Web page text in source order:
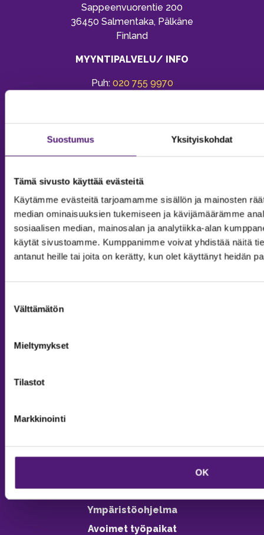
Suostumus Yksityiskohdat
Tämä sivusto käyttää evästeitä
Käytämme evästeitä tarjoamamme sisällön ja mainosten
median ominaisuuksien tukemiseen ja kävijämäärämme
sosiaalisen median, mainosalan ja analytiikka-alan
käytät sivustoamme. Kumppanimme voivat yhdistää näitä
antanut heille tai joita on kerätty, kun olet käyttänyt heidän
valinta
Välttämätön
Mieltymykset
Tilastot
Markkinointi
OK
Sappeenvuorentie 200
36450 Salmentaka, Pälkäne
Finland
MYYNTIPALVELU/ INFO
Puh: 020 755 9970
Vastuullisuus
Ympäristöohjelma
Avoimet työpaikat